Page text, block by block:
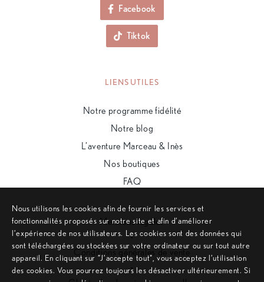
Facebook
Tiktok
LIENS UTILES
Notre programme fidélité
Notre blog
L’aventure Marceau & Inès
Nos boutiques
FAQ
Mentions légales
•
Conditions générales de vente
•
Nous utilisons les cookies afin de fournir les services et
fonctionnalités proposés sur notre site et afin d’améliorer
l’expérience de nos utilisateurs. Les cookies sont des données qui
sont téléchargées ou stockées sur votre ordinateur ou sur tout autre
appareil. En cliquant sur ”J’accepte tout”, vous acceptez l’utilisation
des cookies. Vous pourrez toujours les désactiver ultérieurement. Si